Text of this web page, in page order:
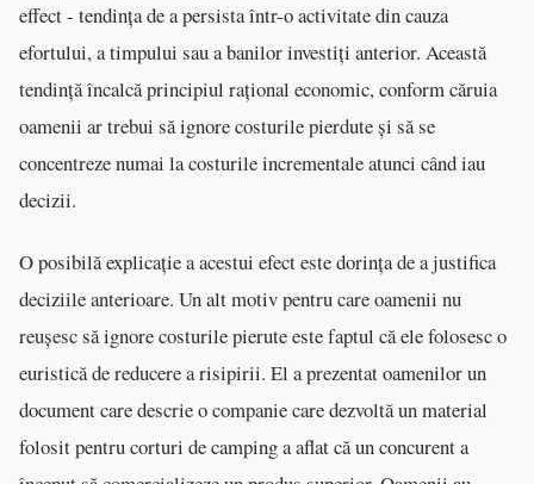
effect - tendința de a persista într-o activitate din cauza
efortului, a timpului sau a banilor investiți anterior. Această
tendință încalcă principiul rațional economic, conform căruia
oamenii ar trebui să ignore costurile pierdute și să se
concentreze numai la costurile incrementale atunci când iau
decizii.
O posibilă explicație a acestui efect este dorința de a justifica
deciziile anterioare. Un alt motiv pentru care oamenii nu
reușesc să ignore costurile pierute este faptul că ele folosesc o
euristică de reducere a risipirii. El a prezentat oamenilor un
document care descrie o companie care dezvoltă un material
folosit pentru corturi de camping a aflat că un concurent a